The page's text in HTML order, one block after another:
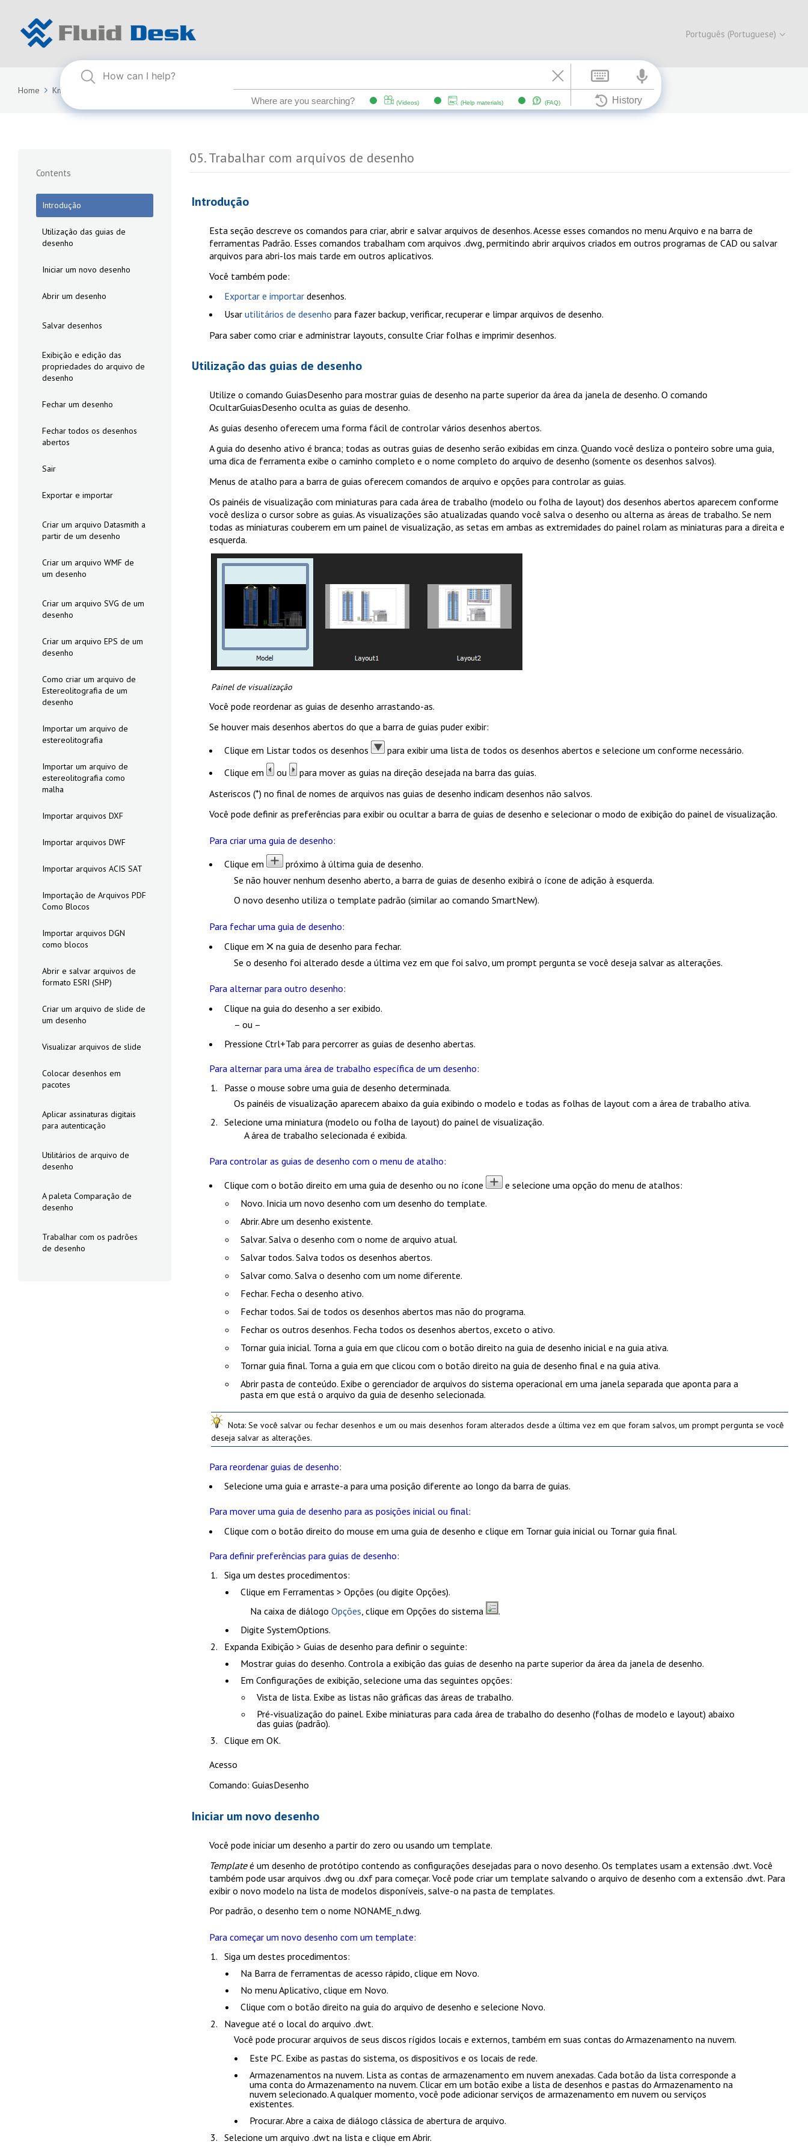
Português (Portuguese)
Home Knowledge Base 05. Trabalhar com arquivos de desenho
Contents
Introdução
Utilização das guias de
desenho
Iniciar um novo desenho
Abrir um desenho
Salvar desenhos
Exibição e edição das
propriedades do arquivo de
desenho
Fechar um desenho
Fechar todos os desenhos
abertos
Sair
Exportar e importar
Criar um arquivo Datasmith a
partir de um desenho
Criar um arquivo WMF de
um desenho
Criar um arquivo SVG de um
desenho
Criar um arquivo EPS de um
desenho
Como criar um arquivo de
Estereolitografia de um
desenho
Importar um arquivo de
estereolitografia
Importar um arquivo de
estereolitografia como
malha
Importar arquivos DXF
Importar arquivos DWF
Importar arquivos ACIS SAT
Importação de Arquivos PDF
Como Blocos
Importar arquivos DGN
como blocos
Abrir e salvar arquivos de
formato ESRI (SHP)
Criar um arquivo de slide de
um desenho
Visualizar arquivos de slide
Colocar desenhos em
pacotes
Aplicar assinaturas digitais
para autenticação
Utilitários de arquivo de
desenho
A paleta Comparação de
desenho
Trabalhar com os padrões
de desenho
05. Trabalhar com arquivos de desenho
Introdução
Esta seção descreve os comandos para criar, abrir e salvar arquivos de desenhos. Acesse esses comandos no menuArquivo e na barra de
ferramentas Padrão. Esses comandos trabalham com arquivos .dwg, permitindo abrir arquivos criados em outros programas de CAD ou salvar
arquivos para abri-los mais tarde em outros aplicativos.
Você também pode:
Exportar e importardesenhos.
Usar utilitários de desenho para fazer backup, verificar, recuperar e limpar arquivos de desenho.
Para saber como criar e administrar layouts, consulte Criar folhas e imprimir desenhos.
Utilização das guias de desenho
Utilize o comando GuiasDesenho para mostrar guias de desenho na parte superior da área da janela de desenho. O comando
OcultarGuiasDesenho oculta as guias de desenho.
As guias desenho oferecem uma forma fácil de controlar vários desenhos abertos.
A guia do desenho ativo é branca; todas as outras guias de desenho serão exibidas em cinza. Quando você desliza o ponteiro sobre uma guia,
uma dica de ferramenta exibe o caminho completo e o nome completo do arquivo de desenho (somente os desenhos salvos).
Menus de atalho para a barra de guias oferecem comandos de arquivo e opções para controlar as guias.
Os painéis de visualização com miniaturas para cada área de trabalho (modelo ou folha de layout) dos desenhos abertos aparecem conforme
você desliza o cursor sobre as guias. As visualizações são atualizadas quando você salva o desenho ou alterna as áreas de trabalho. Se nem
todas as miniaturas couberem em um painel de visualização, as setas em ambas as extremidades do painel rolam as miniaturas para a direita e
esquerda.
Painel de visualização
Você pode reordenar as guias de desenho arrastando-as.
Se houver mais desenhos abertos do que a barra de guias puder exibir:
Clique em Listar todos os desenhos
para exibir uma lista de todos os desenhos abertos e selecione um conforme necessário.
Clique em
ou
para mover as guias na direção desejada na barra das guias.
Asteriscos (*) no final de nomes de arquivos nas guias de desenho indicam desenhos não salvos.
Você pode definir as preferências para exibir ou ocultar a barra de guias de desenho e selecionar o modo de exibição do painel de visualização.
Para criar uma guia de desenho:
Clique em
próximo à última guia de desenho.
Se não houver nenhum desenho aberto, a barra de guias de desenho exibirá o ícone de adição à esquerda.
O novo desenho utiliza o template padrão (similar ao comando SmartNew).
Para fechar uma guia de desenho:
Clique em
na guia de desenho para fechar.
Se o desenho foi alterado desde a última vez em que foi salvo, um prompt pergunta se você deseja salvar as alterações.
Para alternar para outro desenho:
Clique na guia do desenho a ser exibido.
– ou –
Pressione Ctrl+Tab para percorrer as guias de desenho abertas.
Para alternar para uma área de trabalho específica de um desenho:
Passe o mouse sobre uma guia de desenho determinada.
Os painéis de visualização aparecem abaixo da guia exibindo o modelo e todas as folhas de layout com a área de trabalho ativa.
Selecione uma miniatura (modelo ou folha de layout) do painel de visualização.
A área de trabalho selecionada é exibida.
Para controlar as guias de desenho com o menu de atalho:
Clique com o botão direito em uma guia de desenho ou no ícone
e selecione uma opção do menu de atalhos:
Novo. Inicia um novo desenho com um desenho do template.
Abrir. Abre um desenho existente.
Salvar. Salva o desenho com o nome de arquivo atual.
Salvar todos. Salva todos os desenhos abertos.
Salvar como. Salva o desenho com um nome diferente.
Fechar. Fecha o desenho ativo.
Fechar todos. Sai de todos os desenhos abertos mas não do programa.
Fechar os outros desenhos. Fecha todos os desenhos abertos, exceto o ativo.
Tornar guia inicial. Torna a guia em que clicou com o botão direito na guia de desenho inicial e na guia ativa.
Tornar guia final. Torna a guia em que clicou com o botão direito na guia de desenho final e na guia ativa.
Abrir pasta de conteúdo. Exibe o gerenciador de arquivos do sistema operacional em uma janela separada que aponta para a
pasta em que está o arquivo da guia de desenho selecionada.
Nota: Se você salvar ou fechar desenhos e um ou mais desenhos foram alterados desde a última vez em que foram salvos, um prompt pergunta se você
deseja salvar as alterações.
Para reordenar guias de desenho:
Selecione uma guia e arraste-a para uma posição diferente ao longo da barra de guias.
Para mover uma guia de desenho para as posições inicial ou final:
Clique com o botão direito do mouse em uma guia de desenho e clique em Tornar guia inicialou Tornar guia final.
Para definir preferências para guias de desenho:
Siga um destes procedimentos:
Clique em Ferramentas > Opções (ou digite Opções).
Na caixa de diálogo Opções , clique em Opções do sistema
.
Digite SystemOptions.
Expanda Exibição > Guias de desenho para definir o seguinte:
Mostrar guias do desenho.Controla a exibição das guias de desenho na parte superior da área da janela de desenho.
Em Configurações de exibição , selecione uma das seguintes opções:
Vista de lista. Exibe as listas não gráficas das áreas de trabalho.
Pré-visualização do painel. Exibe miniaturas para cada área de trabalho do desenho (folhas de modelo e layout) abaixo
das guias (padrão).
Clique em OK.
Acesso
Comando: GuiasDesenho
Iniciar um novo desenho
Você pode iniciar um desenho a partir do zero ou usando um template.
Templateé um desenho de protótipo contendo as configurações desejadas para o novo desenho. Os templates usam a extensão .dwt. Você
também pode usar arquivos .dwg ou .dxf para começar. Você pode criar um template salvando o arquivo de desenho com a extensão .dwt. Para
exibir o novo modelo na lista de modelos disponíveis, salve-o na pasta de templates.
Por padrão, o desenho tem o nome NONAME_n.dwg.
Para começar um novo desenho com um template:
Siga um destes procedimentos:
Na Barra de ferramentas de acesso rápido , clique em Novo.
No menu Aplicativo, clique em Novo.
Clique com o botão direito na guia do arquivo de desenho e selecione Novo.
Navegue até o local do arquivo .dwt.
Você pode procurar arquivos de seus discos rígidos locais e externos, também em suas contas do Armazenamento na nuvem.
Este PC. Exibe as pastas do sistema, os dispositivos e os locais de rede.
Armazenamentos na nuvem. Lista as contas de armazenamento em nuvem anexadas. Cada botão da lista corresponde a
uma conta do Armazenamento na nuvem. Clicar em um botão exibe a lista de desenhos e pastas do Armazenamento na
nuvem selecionado. A qualquer momento, você pode adicionar serviços de armazenamento em nuvem ou serviços
existentes.
Procurar. Abre a caixa de diálogo clássica de abertura de arquivo.
Selecione um arquivo .dwt na lista e clique em Abrir.